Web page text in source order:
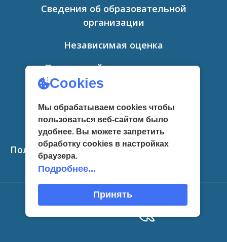
Сведения об образовательной
организации
Независимая оценка
Противодействие коррупции
Контакты
Методические материалы
Интересное
Политика конфиденциальности
Cookies
Мы обрабатываем cookies чтобы
пользоваться веб-сайтом было
удобнее. Вы можете запретить
обработку сookies в настройках
браузера.
Подробнее...
Принять